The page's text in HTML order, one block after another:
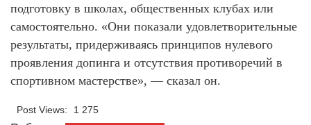
подготовку в школах, общественных клубах или
самостоятельно. «Они показали удовлетворительные
результаты, придерживаясь принципов нулевого
проявления допинга и отсутствия противоречий в
спортивном мастерстве», — сказал он.
Post Views: 1 275